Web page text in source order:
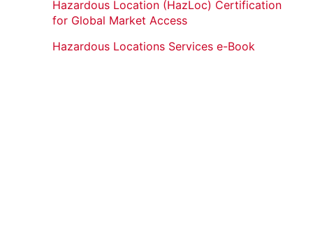
Hazardous Location (HazLoc) Certification
for Global Market Access
Hazardous Locations Services e-Book